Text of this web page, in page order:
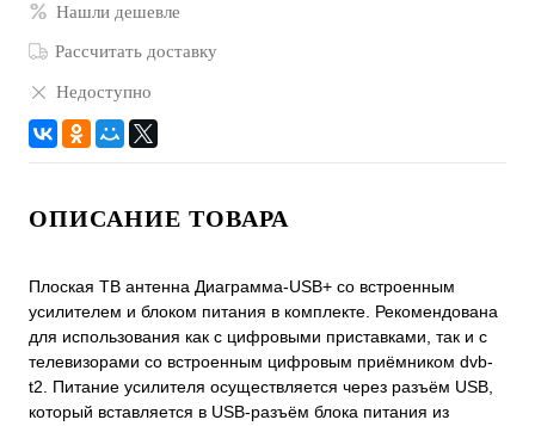
Нашли дешевле
Рассчитать доставку
Недоступно
ОПИСАНИЕ ТОВАРА
Плоская ТВ антенна Диаграмма-USB+ со встроенным
усилителем и блоком питания в комплекте. Рекомендована
для использования как с цифровыми приставками, так и с
телевизорами со встроенным цифровым приёмником dvb-
t2. Питание усилителя осуществляется через разъём USB,
который вставляется в USB-разъём блока питания из